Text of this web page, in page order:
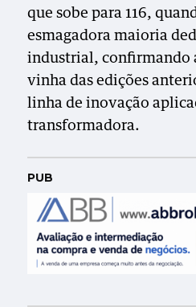
que sobe para 116,
esmagadora maioria
industrial, confirmando
vinha das edições
linha de inovação
transformadora.
PUB